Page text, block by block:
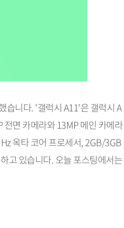
습니다. '갤럭시 A11'은 갤럭시
면 카메라와 13MP 메인 카메
옥타 코어 프로세서, 2GB/3GB
고 있습니다. 오늘 포스팅에서